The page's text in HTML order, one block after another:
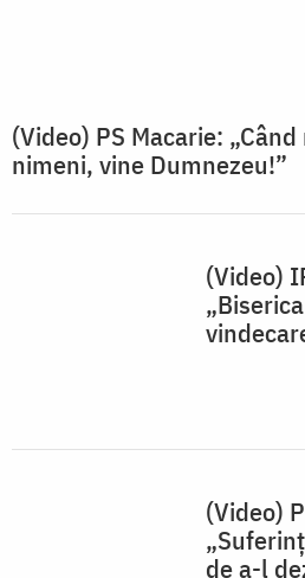
(Video) PS Macarie:
nimeni, vine Dumnezeu!”
(Video)
(Video)
de a-l